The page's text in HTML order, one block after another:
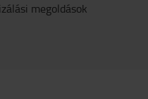
megoldások